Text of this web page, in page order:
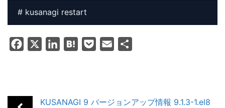
# kusanagi restart
e
n
e
l
KUSANAGI 9 バージョンアップ情報 9.1.3-1.el8